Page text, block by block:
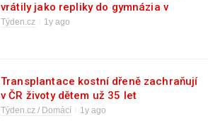
vrátily jako repliky do gymnázia v
M.Boleslavi
Týden.cz 1y ago
Transplantace kostní dřeně zachraňují
v ČR životy dětem už 35 let
Týden.cz / Domácí 1y ago